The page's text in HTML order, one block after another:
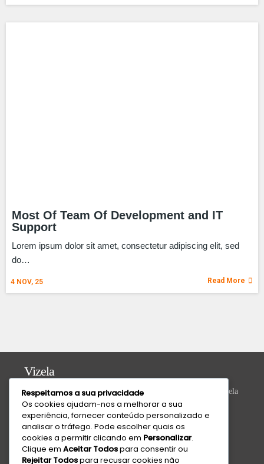
Most Of Team Of Development and IT
Support
4 NOV, 25
Lorem ipsum dolor sit amet, consectetur adipiscing elit, sed
do…
Read More
Vizela
Praça do Município Bloco 8, Loja 43, N.º 392, 4815-013 Vizela
Valongo
R. da Ivanta, Nº 30, 4440-559 Valongo
Suporte Técnico
Respeitamos a sua privacidade
Os cookies ajudam-nos a melhorar a sua
experiência, fornecer conteúdo personalizado e
analisar o tráfego. Pode escolher quais os
cookies a permitir clicando em Personalizar.
Clique em Aceitar Todospara consentir ou
Rejeitar Todospara recusar cookies não